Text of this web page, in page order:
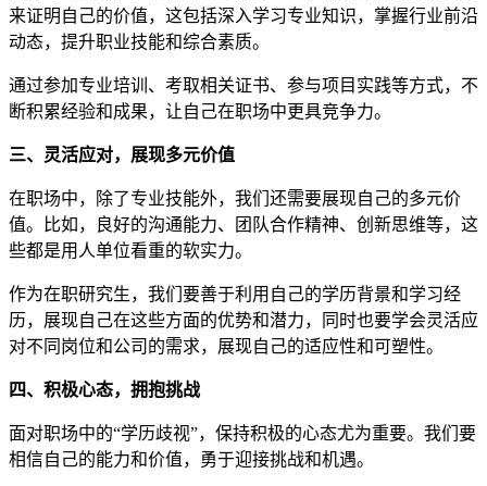
来证明自己的价值，这包括深入学习专业知识，掌握行业前沿
动态，提升职业技能和综合素质。
通过参加专业培训、考取相关证书、参与项目实践等方式，不
断积累经验和成果，让自己在职场中更具竞争力。
三、灵活应对，展现多元价值
在职场中，除了专业技能外，我们还需要展现自己的多元价
值。比如，良好的沟通能力、团队合作精神、创新思维等，这
些都是用人单位看重的软实力。
作为在职研究生，我们要善于利用自己的学历背景和学习经
历，展现自己在这些方面的优势和潜力，同时也要学会灵活应
对不同岗位和公司的需求，展现自己的适应性和可塑性。
四、积极心态，拥抱挑战
面对职场中的“学历歧视”，保持积极的心态尤为重要。我们要
相信自己的能力和价值，勇于迎接挑战和机遇。